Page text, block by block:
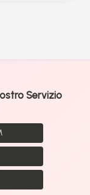
Servizio